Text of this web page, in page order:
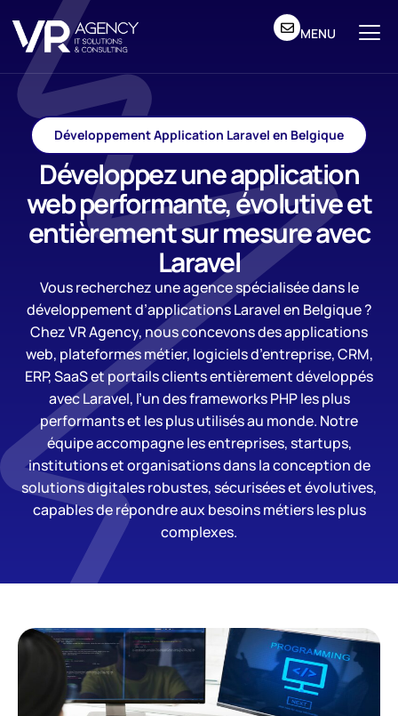
MENU
Développement Application Laravel en Belgique
Développez une application
web performante, évolutive et
entièrement sur mesure avec
Laravel
Vous recherchez une agence spécialisée dans le
développement d’applications Laravel en Belgique ?
Chez VR Agency, nous concevons des applications
web, plateformes métier, logiciels d’entreprise, CRM,
ERP, SaaS et portails clients entièrement développés
avec Laravel, l’un des frameworks PHP les plus
performants et les plus utilisés au monde. Notre
équipe accompagne les entreprises, startups,
institutions et organisations dans la conception de
solutions digitales robustes, sécurisées et évolutives,
capables de répondre aux besoins métiers les plus
complexes.